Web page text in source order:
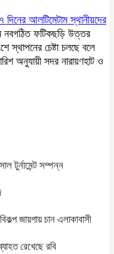
আলটিমেটাম স্থানীয়দের
নবগঠিত ফটিকছড়ি উত্তর
স্থাপনের চেষ্টা চলছে বলে
অনুযায়ী সদর নারায়ণহাট ও
টুর্নামেন্ট সম্পন্ন
জায়গায় চান এলাকাবাসী
রেখেছে রবি